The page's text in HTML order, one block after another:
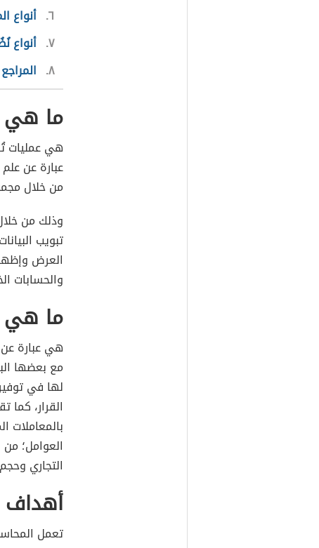
٦ أنواع
٧ أنواع
٨ المراجع
ما هي
هي عمليات
عبارة عن
من خلال
وذلك من
تبويب
العرض
والحسابات
ما هي
هي عبارة
مع بعضها
لها في
القرار، كما
بالمعاملات
العوامل؛
التجاري
أهداف
تعمل